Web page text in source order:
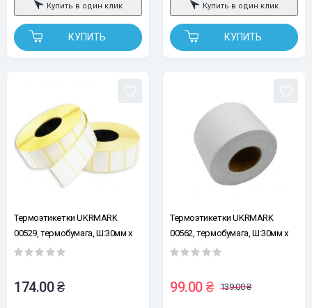
КУПИТЬ
Купить в один клик
КУПИТЬ
Купить в один клик
Термоэтикетки UKRMARK
00529, термобумага, Ш:30мм х
В:20мм, рул.300шт, белые
174.00 ₴
Термоэтикетки UKRMARK
00562, термобумага, Ш:30мм х
В:20мм, рул:100эт, белые
99.00 ₴ 139.00 ₴